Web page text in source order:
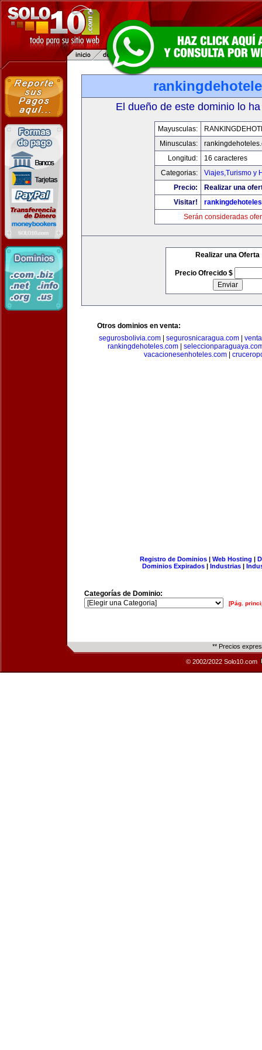
El dueño de este dominio lo
Mayusculas:
Minusculas:
Longitud:
16 caracteres
Categorias:
Viajes,Turismo y
Precio:
Realizar una
Visitar!
Serán consideradas
Realizar una Oferta
Precio Ofrecido $
Otros dominios en venta:
segurosbolivia.com| segurosnicaragua.com|
rankingdehoteles.com|
vacacionesenhoteles.com
Registro de Dominios| Web Hosting |
Dominios Expirados | Industrias |
Categorías de Dominio:
[Pág.
** Precios
© 2002/2022 Solo10.com